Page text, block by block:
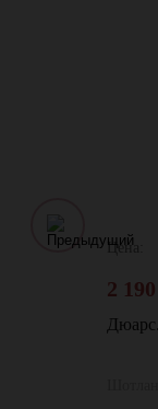
Цена:
2 190